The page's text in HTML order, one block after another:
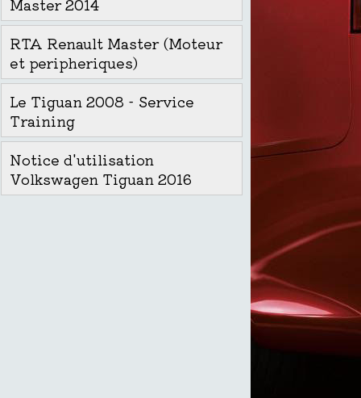
RTA Renault Master (Moteur
et peripheriques)
Le Tiguan 2008 - Service
Training
Notice d'utilisation
Volkswagen Tiguan 2016